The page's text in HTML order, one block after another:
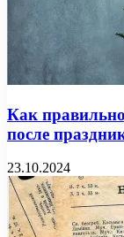
Как
после
23.10.2024